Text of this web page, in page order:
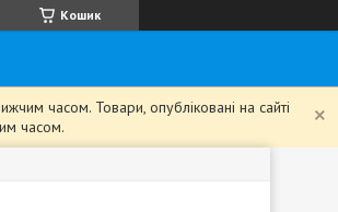
Кошик
часом. Товари, опубліковані на сайті
часом.